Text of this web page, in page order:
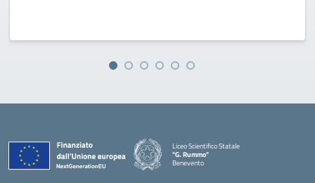
Liceo Scientifico Statale
"G. Rummo"
Benevento